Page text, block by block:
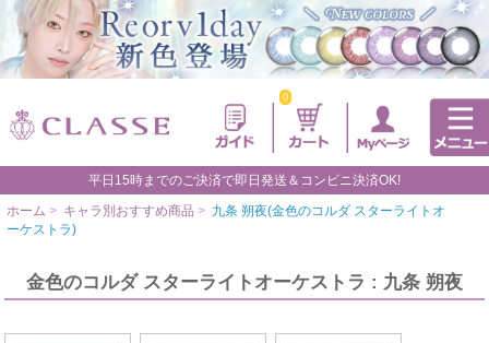
0
平日15時までのご決済で即日発送＆コンビニ決済OK!
ホーム > キャラ別おすすめ商品 > 九条 朔夜(金色のコルダ スターライトオ
ーケストラ)
金色のコルダ スターライトオーケストラ : 九条 朔夜